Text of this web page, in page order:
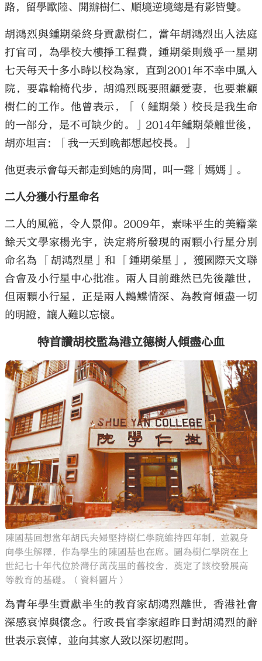
路，留學歐陸、開辦樹仁、順境逆境總是有影皆雙。
胡鴻烈與鍾期榮終身貢獻樹仁，當年胡鴻烈出入法庭
打官司，為學校大樓掙工程費，鍾期榮則幾乎一星期
七天每天十多小時以校為家，直到2001年不幸中風入
院，要靠輪椅代步，胡鴻烈既要照顧愛妻，也要兼顧
樹仁的工作。他曾表示，「（鍾期榮）校長是我生命
的一部分，是不可缺少的。」2014年鍾期榮離世後，
胡亦坦言：「我一天到晚都想起校長。」
他更表示會每天都走到她的房間，叫一聲「媽媽」。
二人分獲小行星命名
二人的風範，令人景仰。2009年，素昧平生的美籍業
餘天文學家楊光宇，決定將所發現的兩顆小行星分別
命名為 「胡鴻烈星」和 「鍾期榮星」，獲國際天文聯
合會及小行星中心批准。兩人目前雖然已先後離世，
但兩顆小行星，正是兩人鶼鰈情深、為教育傾盡一切
的明證，讓人難以忘懷。
特首讚胡校監為港立德樹人傾盡心血
陳國基回想當年胡氏夫婦堅持樹仁學院維持四年制，並親身
向學生解釋，作為學生的陳國基也在席。圖為樹仁學院在上
世紀七十年代位於灣仔萬茂里的舊校舍，奠定了該校發展高
等教育的基礎。（資料圖片）
為青年學生貢獻半生的教育家胡鴻烈離世，香港社會
深感哀悼與懷念。行政長官李家超昨日對胡鴻烈的辭
世表示哀悼，並向其家人致以深切慰問。